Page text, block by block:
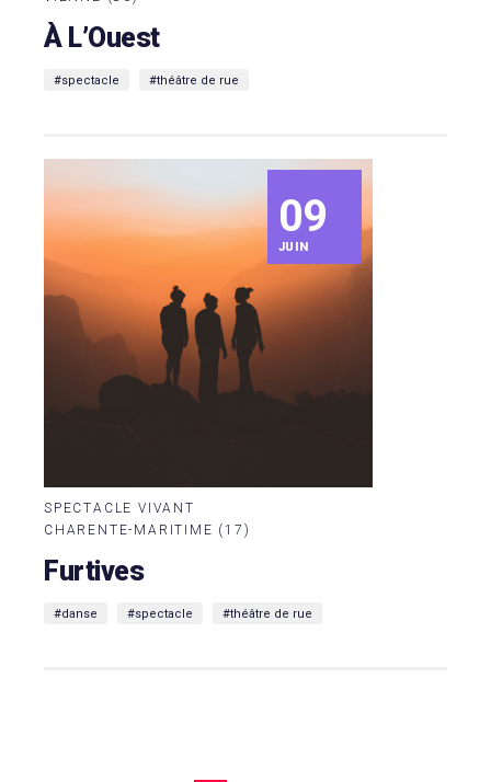
À L’Ouest
#spectacle #théâtre de rue
09
JUIN
SPECTACLE VIVANT
CHARENTE-MARITIME (17)
Furtives
#danse #spectacle #théâtre de rue